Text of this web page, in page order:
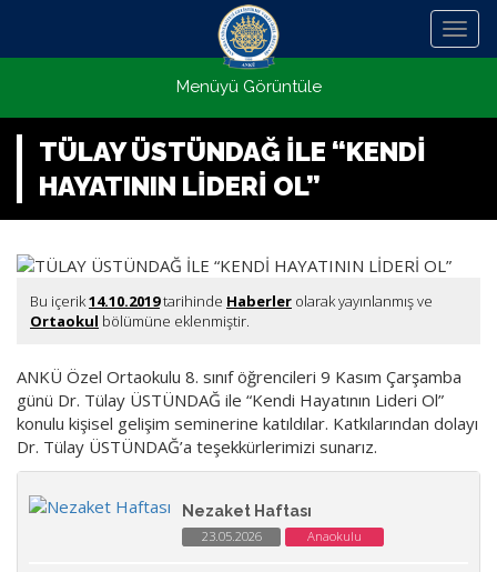
Menü
Menüyü Görüntüle
TÜLAY ÜSTÜNDAĞ İLE “KENDİ
HAYATININ LİDERİ OL”
Bu içerik14.10.2019tarihinde Haberler olarak yayınlanmış ve
Ortaokul bölümüne eklenmiştir.
ANKÜ Özel Ortaokulu 8. sınıf öğrencileri 9 Kasım Çarşamba
günü Dr. Tülay ÜSTÜNDAĞ ile “Kendi Hayatının Lideri Ol”
konulu kişisel gelişim seminerine katıldılar. Katkılarından dolayı
Dr. Tülay ÜSTÜNDAĞ’a teşekkürlerimizi sunarız.
Nezaket Haftası
23.05.2026 Anaokulu